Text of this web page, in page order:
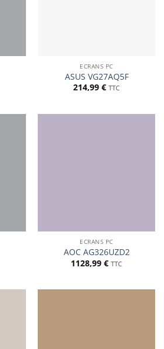
ECRANS PC
ASUS VG27AQ5F
214,99 € TTC
ECRANS PC
AOC AG326UZD2
1128,99 € TTC